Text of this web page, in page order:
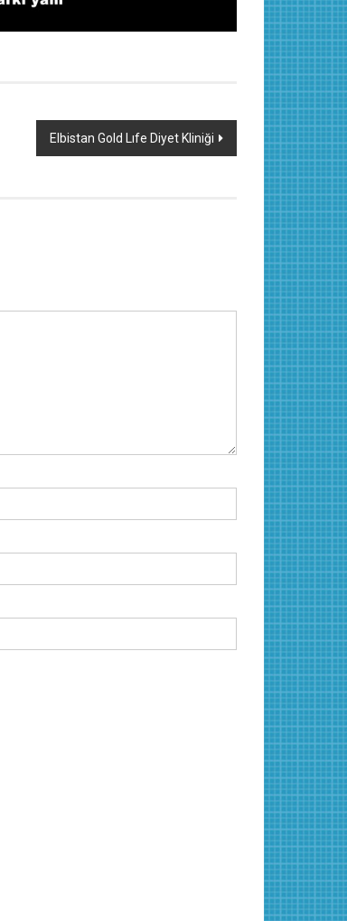
Elbistan Gold Lıfe Diyet Kliniği